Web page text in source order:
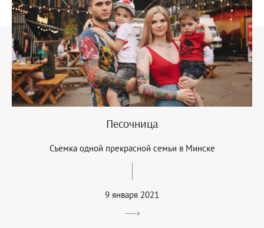
Песочница
Съемка одной прекрасной семьи в Минске
9 января 2021